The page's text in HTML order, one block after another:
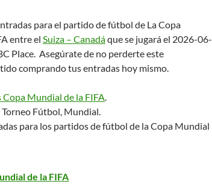
para el partido de fútbol de La Copa
entre el Suiza – Canadáque se jugará el 2026-06-
Place. Asegúrate de no perderte este
comprando tus entradas hoy mismo.
Mundial de la FIFA.
Fútbol, Mundial.
para los partidos de fútbol de la Copa Mundial
de la FIFA